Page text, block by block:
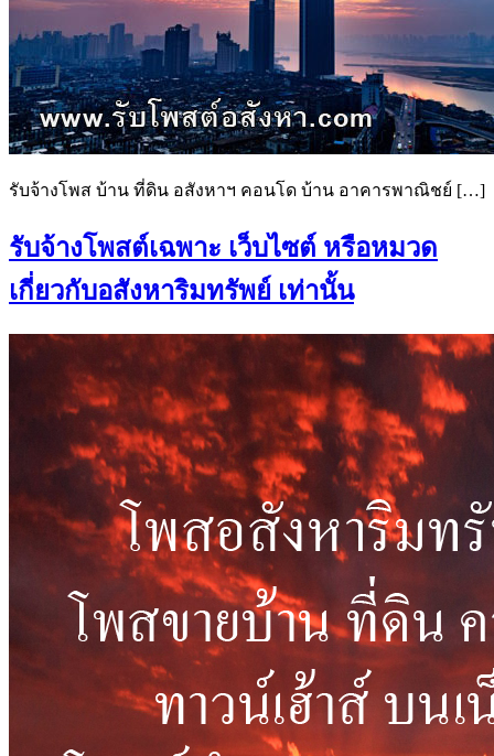
รับจ้างโพส บ้าน ที่ดิน อสังหาฯ คอนโด บ้าน อาคารพาณิชย์ […]
รับจ้างโพสต์เฉพาะ เว็บไซต์ หรือหมวด
เกี่ยวกับอสังหาริมทรัพย์ เท่านั้น